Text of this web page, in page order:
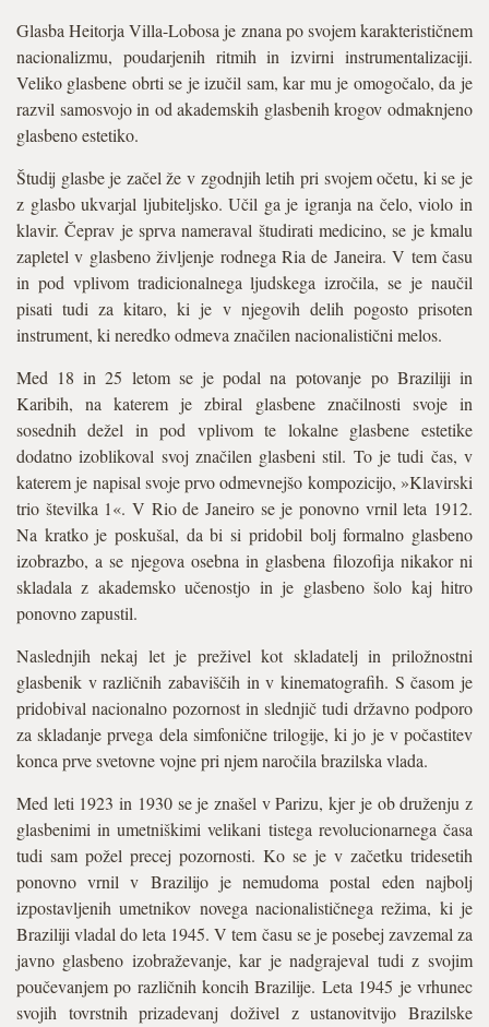
Glasba Heitorja Villa-Lobosa je znana po svojem karakterističnem
nacionalizmu, poudarjenih ritmih in izvirni instrumentalizaciji.
Veliko glasbene obrti se je izučil sam, kar mu je omogočalo, da je
razvil samosvojo in od akademskih glasbenih krogov odmaknjeno
glasbeno estetiko.
Študij glasbe je začel že v zgodnjih letih pri svojem očetu, ki se je
z glasbo ukvarjal ljubiteljsko. Učil ga je igranja na čelo, violo in
klavir. Čeprav je sprva nameraval študirati medicino, se je kmalu
zapletel v glasbeno življenje rodnega Ria de Janeira. V tem času
in pod vplivom tradicionalnega ljudskega izročila, se je naučil
pisati tudi za kitaro, ki je v njegovih delih pogosto prisoten
instrument, ki neredko odmeva značilen nacionalistični melos.
Med 18 in 25 letom se je podal na potovanje po Braziliji in
Karibih, na katerem je zbiral glasbene značilnosti svoje in
sosednih dežel in pod vplivom te lokalne glasbene estetike
dodatno izoblikoval svoj značilen glasbeni stil. To je tudi čas, v
katerem je napisal svoje prvo odmevnejšo kompozicijo, »Klavirski
trio številka 1«. V Rio de Janeiro se je ponovno vrnil leta 1912.
Na kratko je poskušal, da bi si pridobil bolj formalno glasbeno
izobrazbo, a se njegova osebna in glasbena filozofija nikakor ni
skladala z akademsko učenostjo in je glasbeno šolo kaj hitro
ponovno zapustil.
Naslednjih nekaj let je preživel kot skladatelj in priložnostni
glasbenik v različnih zabaviščih in v kinematografih. S časom je
pridobival nacionalno pozornost in slednjič tudi državno podporo
za skladanje prvega dela simfonične trilogije, ki jo je v počastitev
konca prve svetovne vojne pri njem naročila brazilska vlada.
Med leti 1923 in 1930 se je znašel v Parizu, kjer je ob druženju z
glasbenimi in umetniškimi velikani tistega revolucionarnega časa
tudi sam požel precej pozornosti. Ko se je v začetku tridesetih
ponovno vrnil v Brazilijo je nemudoma postal eden najbolj
izpostavljenih umetnikov novega nacionalističnega režima, ki je
Braziliji vladal do leta 1945. V tem času se je posebej zavzemal za
javno glasbeno izobraževanje, kar je nadgrajeval tudi z svojim
poučevanjem po različnih koncih Brazilije. Leta 1945 je vrhunec
svojih tovrstnih prizadevanj doživel z ustanovitvijo Brazilske